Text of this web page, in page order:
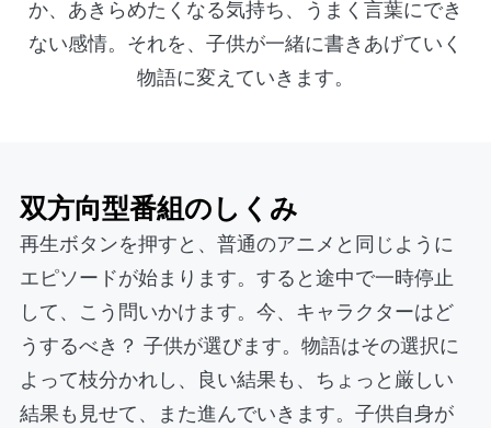
か、あきらめたくなる気持ち、うまく言葉にでき
ない感情。それを、子供が一緒に書きあげていく
物語に変えていきます。
双方向型番組のしくみ
再生ボタンを押すと、普通のアニメと同じように
エピソードが始まります。すると途中で一時停止
して、こう問いかけます。今、キャラクターはど
うするべき？ 子供が選びます。物語はその選択に
よって枝分かれし、良い結果も、ちょっと厳しい
結果も見せて、また進んでいきます。子供自身が